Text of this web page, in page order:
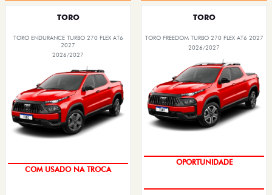
TORO
TORO ENDURANCE TURBO 270 FLEX AT6
2027
2026/2027
COM USADO NA TROCA
TORO
TORO FREEDOM TURBO 270 FLEX AT6 2027
2026/2027
OPORTUNIDADE